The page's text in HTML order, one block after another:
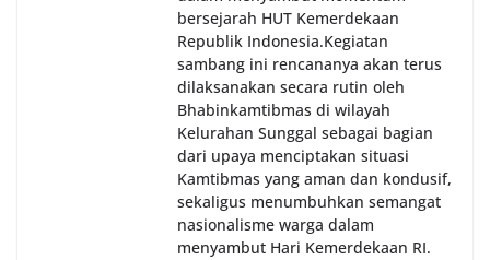
bersejarah HUT Kemerdekaan
Republik Indonesia.‎Kegiatan
sambang ini rencananya akan terus
dilaksanakan secara rutin oleh
Bhabinkamtibmas di wilayah
Kelurahan Sunggal sebagai bagian
dari upaya menciptakan situasi
Kamtibmas yang aman dan kondusif,
sekaligus menumbuhkan semangat
nasionalisme warga dalam
menyambut Hari Kemerdekaan RI.